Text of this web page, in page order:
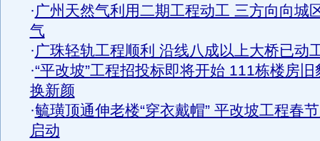
·广州天然气利用二期工程动工 三方向向城
气
·广珠轻轨工程顺利 沿线八成以上大桥已动
·“平改坡”工程招投标即将开始 111栋楼房旧
换新颜
·毓璜顶通伸老楼“穿衣戴帽” 平改坡工程春
启动